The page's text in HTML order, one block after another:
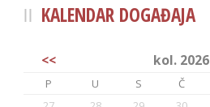
KALENDAR DOGAĐAJA
<< kol. 2026
P U S Č